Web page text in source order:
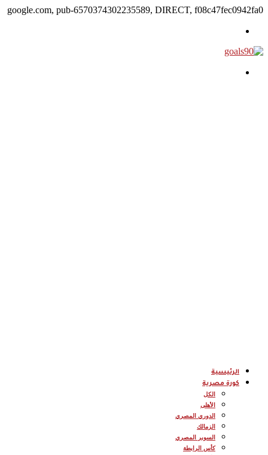
google.com, pub-6570374302235589, DIRECT, f08c47fec0942fa0
الرئيسية
كورة مصرية
الكل
الأهلى
الدوري المصري
الزمالك
السوبر المصري
كأس الرابطة